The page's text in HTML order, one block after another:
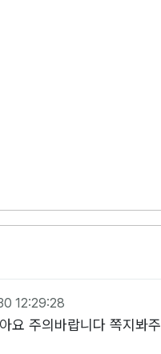
12:29:28
요 주의바랍니다 쪽지봐